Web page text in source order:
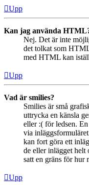
Upp
Kan jag använda
Nej. Det är inte
det tolkat som
med HTML kan
Upp
Vad är smilies?
Smilies är små
uttrycka en känsla
eller :( för ledsen.
via
kan fort göra ett
de eller inlägget helt
satt en gräns för hur
Upp